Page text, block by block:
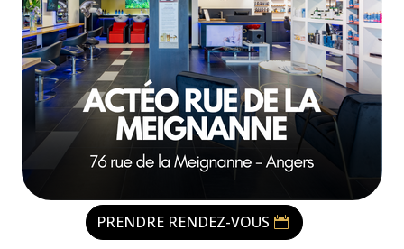
PRENDRE RENDEZ-VOUS